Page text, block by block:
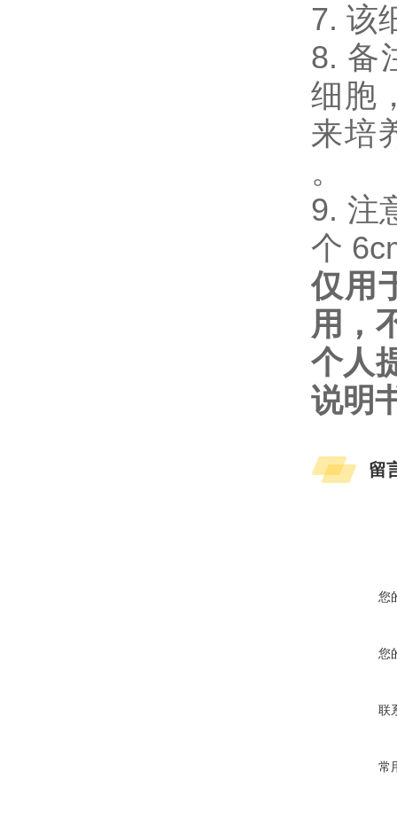
7. 该
8. 备
细胞
来培
。
9. 注
个
仅用
用，
个人
说明
留
您
您
联
常